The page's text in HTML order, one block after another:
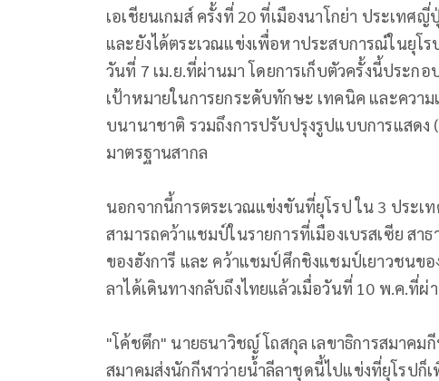
เอเชียนเกมส์ ครั้งที่ 20 ที่เมืองนาโกย่า ประเทศ
และยังได้ตระเวณแข่งเพื่อหาประสบการณ์ในยุโร
วันที่ 7 เม.ย.ที่ผ่านมา โดยการเก็บตัวครั้งนี้ประกอ
เป้าหมายในการยกระดับทักษะ เทคนิค และความ
บนานาชาติ รวมถึงการปรับปรุงรูปแบบการแสด
มาตรฐานสากล
นอกจากนี้การตระเวณแข่งขันที่ยุโรป ใน 3 ประเ
สามารถคว้าแชมป์ในรายการที่เมืองเบรสเซีย ส
ของฮังการี และ คว้าแชมป์ศึกชิงแชมป์เยาวชนข
ลาได้เดินทางกลับถึงไทยแล้วเมื่อวันที่ 10 พ.ค.ที่ผ่
"โค้ชตึก" นายธนาวิชญ์ โถสกุล เลขาธิการสมาคม
สมาคมส่งนักกีฬาว่ายน้ำลีลาชุดนี้ไปแข่งที่ยุโรปก็เ